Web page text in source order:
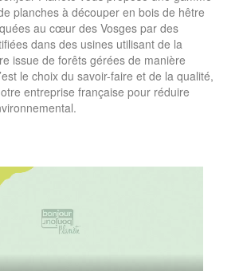
planches à découper en bois de hêtre
au cœur des Vosges par des
dans des usines utilisant de la
issue de forêts gérées de manière
le choix du savoir-faire et de la qualité,
entreprise française pour réduire